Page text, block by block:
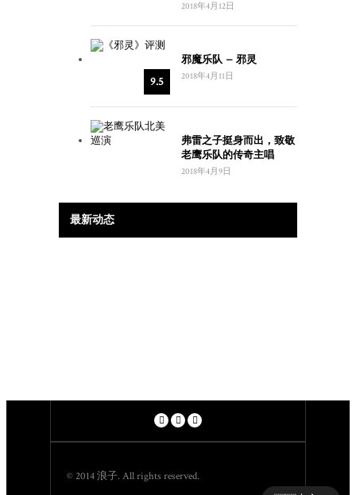
2018年4月12日
9.5
邪魔乐队 – 邪灵
2018年4月11日
弗雷之子挺身而出，致敬
老鹰乐队的传奇主唱
2018年4月9日
最新动态
© 2014 浪子. All rights reserved.